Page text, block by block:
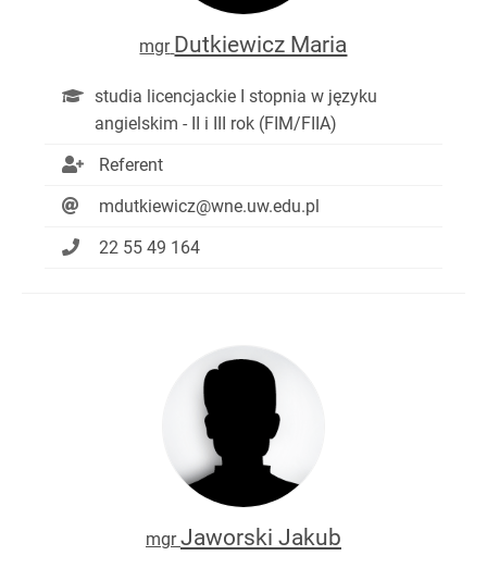
mgr Dutkiewicz Maria
studia licencjackie I stopnia w języku
angielskim - II i III rok (FIM/FIIA)
Referent
mdutkiewicz@wne.uw.edu.pl
22 55 49 164
mgr Jaworski Jakub